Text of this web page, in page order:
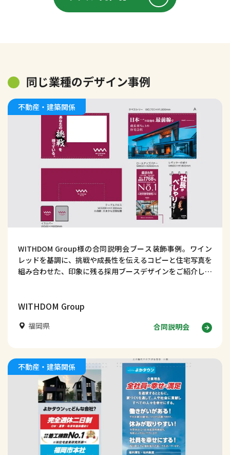
同じ業種のデザイン事例
不動産・建築関係
WITHDOM Group様の合同説明会ブース装飾事例。ワイン
レッドを基調に、挑戦や成長性を伝えるコピーと住宅写真を
組み合わせた、印象に残る採用ブースデザインをご紹介しま
学生に短時間で企業の姿勢や成長性を伝えることが重要で
WITHDOM Group
福岡県 合同説明会
不動産・建築関係